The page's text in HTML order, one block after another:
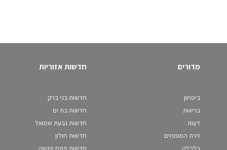
מדורים
ביטחון
בריאות
דעות
זירת המומחים
כלכלה
חדשות אזוריות
חדשות בני ברק
חדשות בת ים
חדשות גבעת שמואל
חדשות חולון
חדשות פתח תקווה